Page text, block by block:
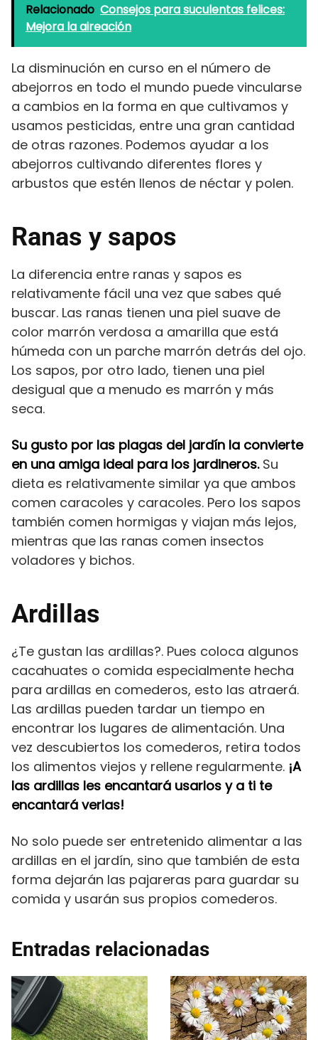
Relacionado Consejos para suculentas felices:
Mejora la aireación
La disminución en curso en el número de
abejorros en todo el mundo puede vincularse
a cambios en la forma en que cultivamos y
usamos pesticidas, entre una gran cantidad
de otras razones. Podemos ayudar a los
abejorros cultivando diferentes flores y
arbustos que estén llenos de néctar y polen.
Ranas y sapos
La diferencia entre ranas y sapos es
relativamente fácil una vez que sabes qué
buscar. Las ranas tienen una piel suave de
color marrón verdosa a amarilla que está
húmeda con un parche marrón detrás del ojo.
Los sapos, por otro lado, tienen una piel
desigual que a menudo es marrón y más
seca.
Su gusto por las plagas del jardín la convierte
en una amiga ideal para los jardineros.Su
dieta es relativamente similar ya que ambos
comen caracoles y caracoles. Pero los sapos
también comen hormigas y viajan más lejos,
mientras que las ranas comen insectos
voladores y bichos.
Ardillas
¿Te gustan las ardillas?. Pues coloca algunos
cacahuates o comida especialmente hecha
para ardillas en comederos, esto las atraerá.
Las ardillas pueden tardar un tiempo en
encontrar los lugares de alimentación. Una
vez descubiertos los comederos, retira todos
los alimentos viejos y rellene regularmente. ¡A
las ardillas les encantará usarlos y a ti te
encantará verlas!
No solo puede ser entretenido alimentar a las
ardillas en el jardín, sino que también de esta
forma dejarán las pajareras para guardar su
comida y usarán sus propios comederos.
Entradas relacionadas